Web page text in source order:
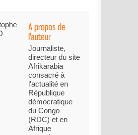
Journaliste,
directeur du site
Afrikarabia
consacré à
l'actualité en
République
démocratique
du Congo
(RDC) et en
Afrique